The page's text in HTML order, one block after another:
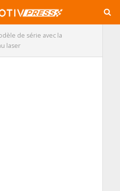
de série avec la
laser